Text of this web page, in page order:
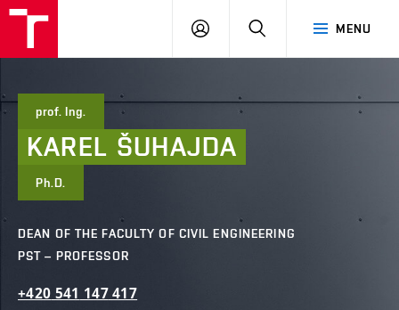
MENU
LOG
prof. Ing.
KAREL ŠUHAJDA
Ph.D.
DEAN OF THE FACULTY OF CIVIL ENGINEERING
PST – PROFESSOR
+420 541 147417